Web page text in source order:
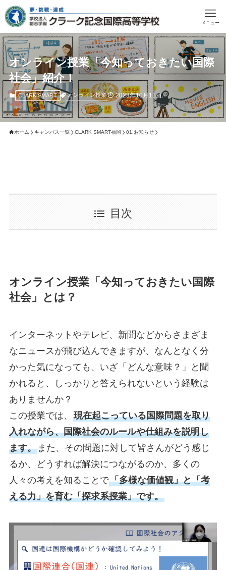
メニュー
オンライン授業「今知っておきたい国際
社会」紹介！
CLARK SMART オンライン授業 2023年10月11日
ホーム キャンパス一覧 CLARK SMART福岡 01.お知らせ
目次
オンライン授業「今知っておきたい国際
社会」とは？
インターネットやテレビ、新聞などからさまざま
なニュースが飛び込んできますが、なんとなく分
かった気になっても、いざ「どんな意味？」と聞
かれると、しっかりと答えられないという経験は
ありませんか？
この授業では、 現在起こっている国際問題を取り
入れながら、国際社会のルールや仕組みを説明し
ます。また、その問題に対して皆さんがどう感じ
るか、どうすれば解決につながるのか、多くの
人々の考えを知ることで「多様な価値観」と「考
える力」を育む「探求系授業」です。